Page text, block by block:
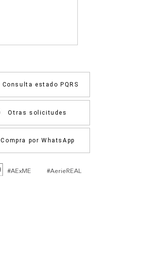
Consulta estado PQRS
Otras solicitudes
Compra por WhatsApp
#AExME #AerieREAL